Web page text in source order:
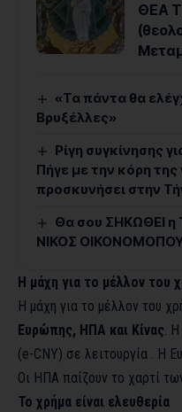
ΘΕΑ
«Τα πάντα θα
Βρυξέλλες»
Ρίγη συγκίνησης
Πήγε με την κόρη της
προσκυνήσει στην
Θα σου ΣΗΚΩΘΕΙ η
ΝΙΚΟΣ
Η μάχη για το μέλλον του
Η μάχη για το μέλλον του
Ευρώπης, ΗΠΑ και Κίνας. Η
(e-CNY) σε λειτουργία . Η
Οι ΗΠΑ παίζουν το χαρτί
Το χρήμα είναι ελευθερία